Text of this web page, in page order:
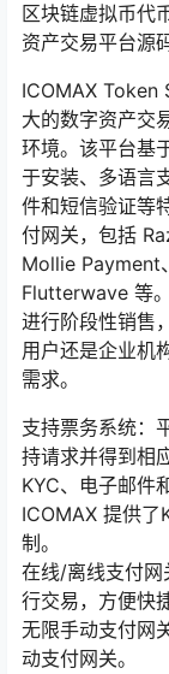
区块链虚拟币代
资产交易平台源
ICOMAX Token
大的数字资产交
环境。该平台基
于安装、多语言
件和短信验证等
付网关，包括
Mollie Payment
Flutterwave 等
进行阶段性销售
用户还是企业机
需求。
支持票务系统：
持请求并得到相
KYC、电子邮件
ICOMAX 提供了
制。
在线/离线支付网
行交易，方便快捷
无限手动支付网
动支付网关。